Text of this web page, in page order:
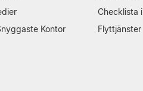
Kontor
Checklista
Flyttjänster